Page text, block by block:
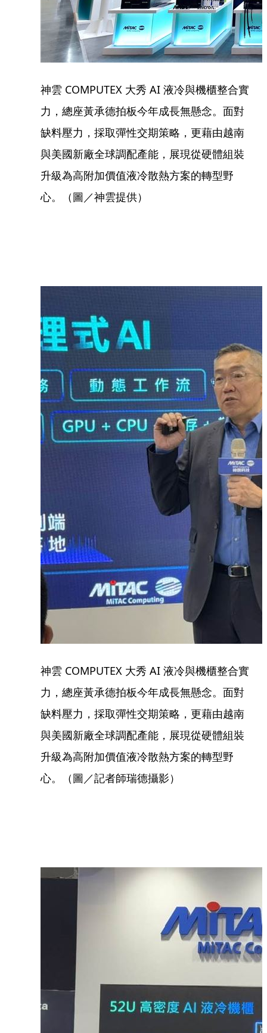
神雲 COMPUTEX 大秀 AI 液冷與機櫃整合實
力，總座黃承德拍板今年成長無懸念。面對
缺料壓力，採取彈性交期策略，更藉由越南
與美國新廠全球調配產能，展現從硬體組裝
升級為高附加價值液冷散熱方案的轉型野
心。（圖／神雲提供）
神雲 COMPUTEX 大秀 AI 液冷與機櫃整合實
力，總座黃承德拍板今年成長無懸念。面對
缺料壓力，採取彈性交期策略，更藉由越南
與美國新廠全球調配產能，展現從硬體組裝
升級為高附加價值液冷散熱方案的轉型野
心。（圖／記者師瑞德攝影）